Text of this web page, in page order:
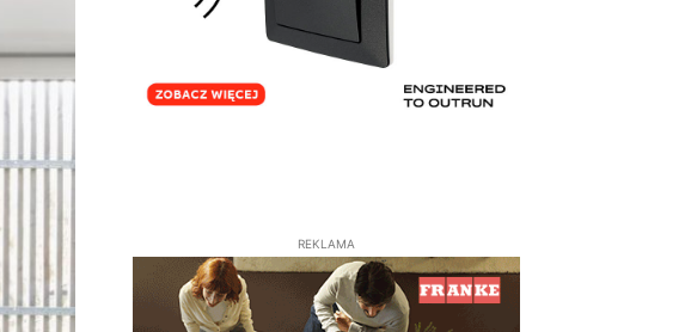
REKLAMA